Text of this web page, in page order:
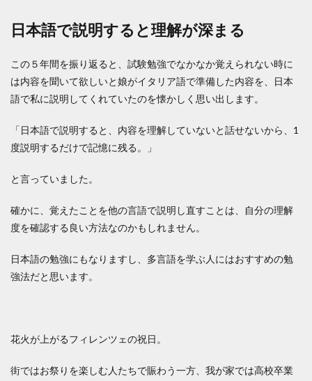
日本語で説明すると理解が深まる
この５年間を振り返ると、試験勉強でなかなか覚えられない時に
は内容を聞いて欲しいと娘がイタリア語で準備した内容を、日本
語で私に説明してくれていたのを懐かしく思い出します。
「日本語で説明すると、内容を理解していないと話せないから、1
度説明するだけで記憶に残る。」
と言っていました。
確かに、覚えたことを他の言語で説明し直すことは、自分の理解
度を確認する良い方法なのかもしれません。
日本語の勉強にもなりますし、多言語を学ぶ人にはおすすめの勉
強法だと思います。
花火が上がるフィレンツェの祝日。
街ではお祭りを楽しむ人たちで賑わう一方、我が家では高校卒業